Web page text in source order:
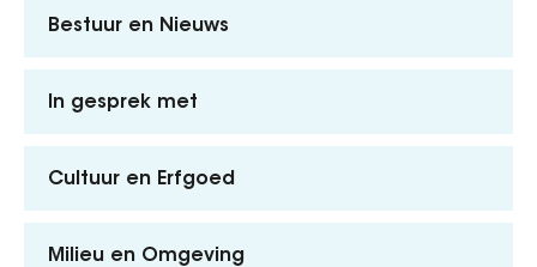
Bestuur en Nieuws
In gesprek met
Cultuur en Erfgoed
Milieu en Omgeving